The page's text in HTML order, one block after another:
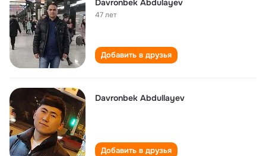
Davronbek Abdulayev
47 лет
Добавить в друзья
Davronbek Abdullayev
Добавить в друзья